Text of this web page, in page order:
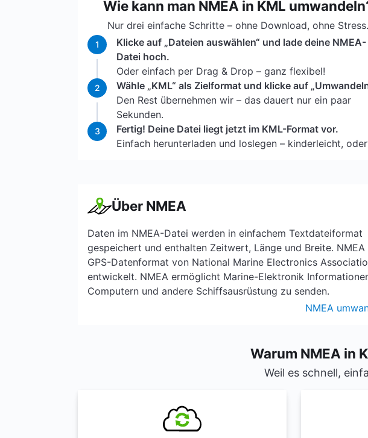
Wie kann man NMEA in KML
Nur drei einfache Schritte – ohne Download, ohne Stress.
1
Klicke auf „Dateien auswählen“ und lade deine NMEA-
Datei hoch.
Oder einfach per Drag & Drop – ganz flexibel!
2
Wähle „KML“ als Zielformat und klicke auf
Den Rest übernehmen wir – das dauert nur ein paar
Sekunden.
3
Fertig! Deine Datei liegt jetzt im KML-Format vor.
Einfach herunterladen und loslegen – kinderleicht,
Über NMEA
Daten im NMEA-Datei werden in einfachem Textdateiformat
gespeichert und enthalten Zeitwert, Länge und Breite. NMEA
GPS-Datenformat von National Marine Electronics
entwickelt. NMEA ermöglicht Marine-Elektronik
Computern und andere Schiffsausrüstung zu senden.
NMEA
Warum NMEA in
Weil es schnell,